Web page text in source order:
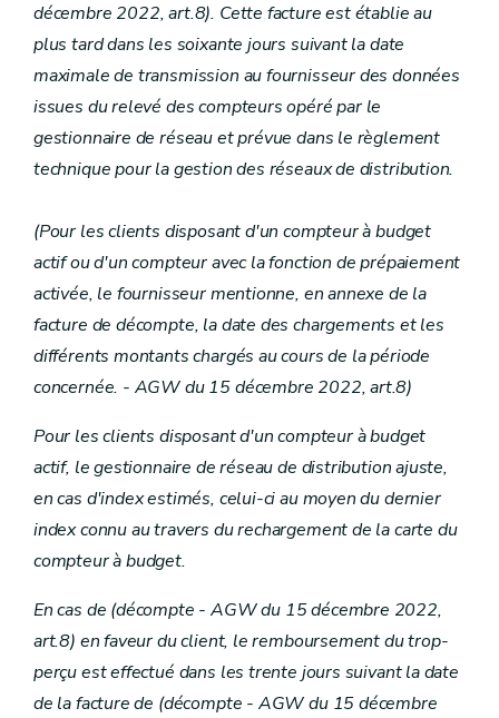
décembre 2022, art.8). Cette facture est établie au
plus tard dans les soixante jours suivant la date
maximale de transmission au fournisseur des données
issues du relevé des compteurs opéré par le
gestionnaire de réseau et prévue dans le règlement
technique pour la gestion des réseaux de distribution.
(Pour les clients disposant d'un compteur à budget
actif ou d'un compteur avec la fonction de prépaiement
activée, le fournisseur mentionne, en annexe de la
facture de décompte, la date des chargements et les
différents montants chargés au cours de la période
concernée. - AGW du 15 décembre 2022, art.8)
Pour les clients disposant d'un compteur à budget
actif, le gestionnaire de réseau de distribution ajuste,
en cas d'index estimés, celui-ci au moyen du dernier
index connu au travers du rechargement de la carte du
compteur à budget.
En cas de (décompte - AGW du 15 décembre 2022,
art.8) en faveur du client, le remboursement du trop-
perçu est effectué dans les trente jours suivant la date
de la facture de (décompte - AGW du 15 décembre